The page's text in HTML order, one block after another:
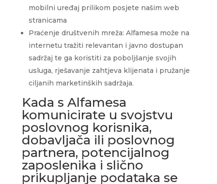
mobilni uređaj prilikom posjete našim web
stranicama
Praćenje društvenih mreža: Alfamesa može na
internetu tražiti relevantan i javno dostupan
sadržaj te ga koristiti za poboljšanje svojih
usluga, rješavanje zahtjeva klijenata i pružanje
ciljanih marketinških sadržaja.
Kada s Alfamesa
komunicirate u svojstvu
poslovnog korisnika,
dobavljača ili poslovnog
partnera, potencijalnog
zaposlenika i slično
prikupljanje podataka se